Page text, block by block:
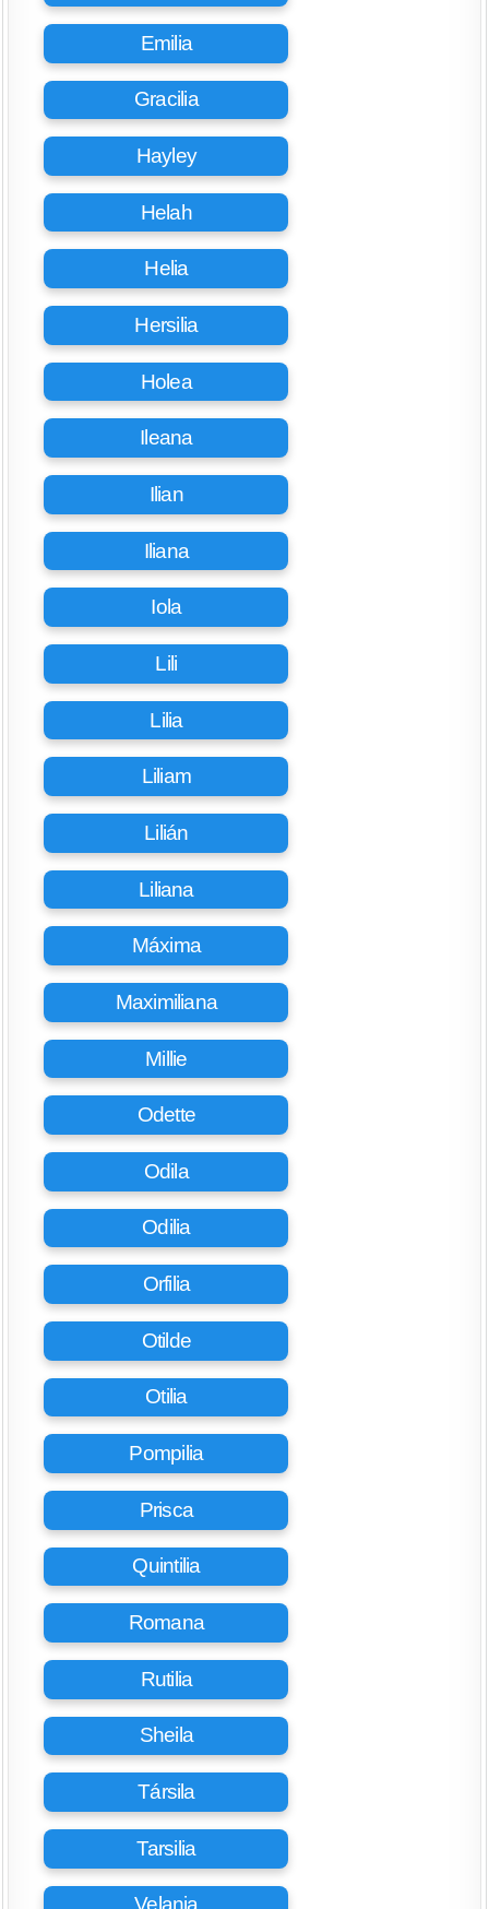
Emilia
Gracilia
Hayley
Helah
Helia
Hersilia
Holea
Ileana
Ilian
Iliana
Iola
Lili
Lilia
Liliam
Lilián
Liliana
Máxima
Maximiliana
Millie
Odette
Odila
Odilia
Orfilia
Otilde
Otilia
Pompilia
Prisca
Quintilia
Romana
Rutilia
Sheila
Társila
Tarsilia